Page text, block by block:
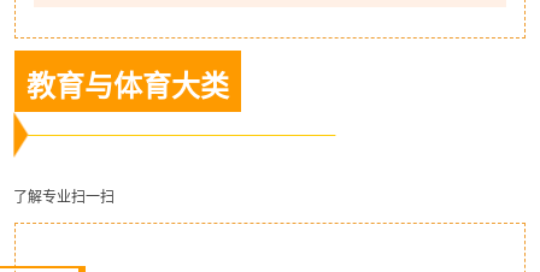
教育与体育大类
了解专业扫一扫